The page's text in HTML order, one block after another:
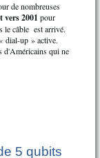
de nombreuses
2001 pour
le câble est arrivé.
dial-up » active.
d'Américains qui ne
5 qubits